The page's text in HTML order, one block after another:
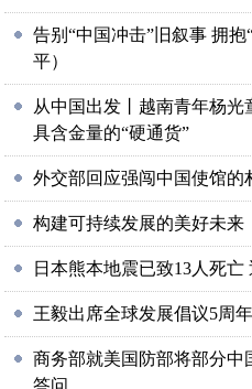
告别“中国冲击”旧叙事 拥
平）
从中国出发丨越南青年杨
具含金量的“硬通货”
外交部回应强闯中国使馆的
构建可持续发展的美好未来
日本熊本地震已致13人死亡
王毅出席全球发展倡议5周
商务部就美国防部将部分
答问